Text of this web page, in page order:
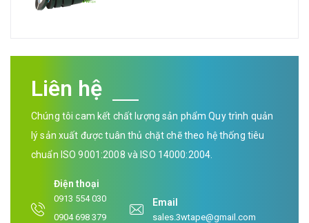
Liên hệ
Chúng tôi cam kết chất lượng sản phẩm Quy trình quản
lý sản xuất được tuân thủ chặt chẽ theo hệ thống tiêu
chuẩn ISO 9001:2008 và ISO 14000:2004.
Điện thoại
0913 554 030
0904 698 379
Email
sales.3wtape@gmail.com